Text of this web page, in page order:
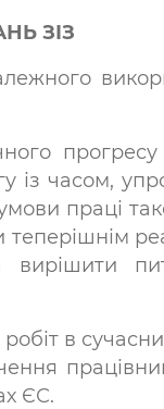
ЗІЗ
із часом,
умови праці
теперішнім
вирішити
в
ЄС.